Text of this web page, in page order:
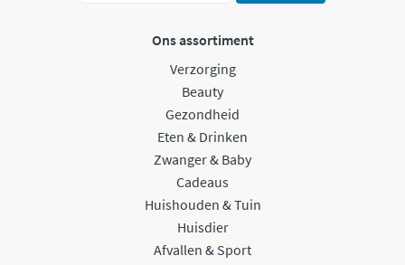
Ons assortiment
Verzorging
Beauty
Gezondheid
Eten & Drinken
Zwanger & Baby
Cadeaus
Huishouden & Tuin
Huisdier
Afvallen & Sport